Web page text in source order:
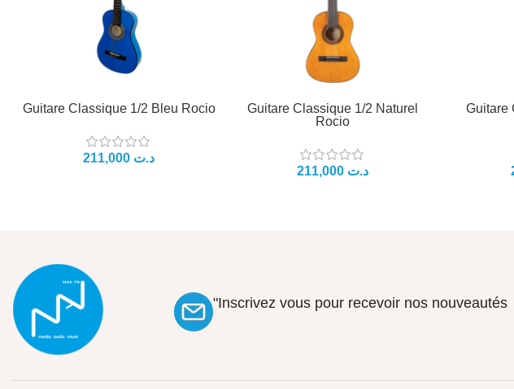
Guitare Classique 1/2 Bleu Rocio
د.ت
Guitare Classique 1/2 Naturel
Rocio
د.ت
Guitare
"Inscrivez vous pour recevoir nos nouveautés